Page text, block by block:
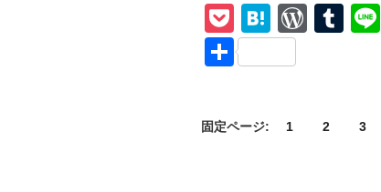
マ
漫
画
ニ
P
o
ck
H
at
e
a
W
e
T
共
固定ページ: 1 2 3